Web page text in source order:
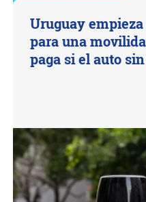
Uruguay
para una
paga si el auto